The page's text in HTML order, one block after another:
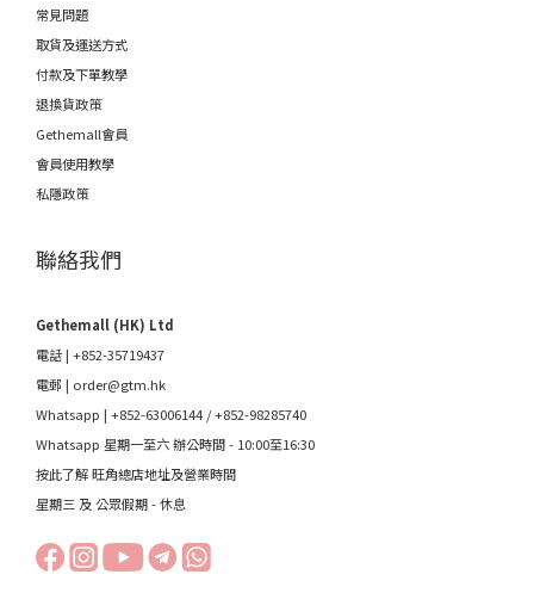
常見問題
取貨及運送方式
付款及下單教學
退換貨政策
Gethemall會員
會員使用教學
私隱政策
聯絡我們
Gethemall (HK) Ltd
電話 | +852-35719437
電郵 | order@gtm.hk
Whatsapp | +852-63006144 /+852-98285740
Whatsapp 星期一至六 辦公時間 - 10:00至16:30
按此了解 旺角總店地址及營業時間
星期三 及 公眾假期 - 休息